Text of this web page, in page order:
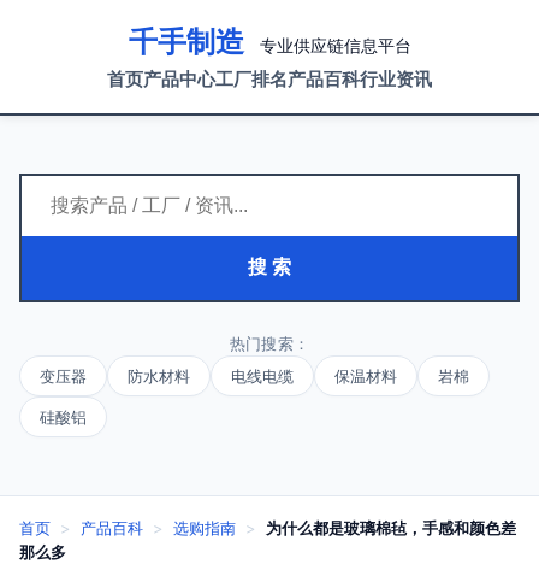
千手制造 专业供应链信息平台
首页产品中心工厂排名产品百科行业资讯
搜 索
热门搜索：
变压器
防水材料 电线电缆 保温材料 岩棉
硅酸铝
首页 > 产品百科 > 选购指南 >
为什么都是玻璃棉毡，手感和颜色差
那么多